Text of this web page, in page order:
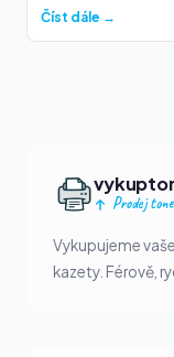
Číst dále →
Prodej
Vykupujeme
kazety. Férově,